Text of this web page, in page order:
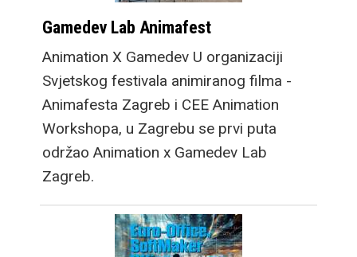
Gamedev Lab Animafest
Animation X Gamedev U organizaciji
Svjetskog festivala animiranog filma -
Animafesta Zagreb i CEE Animation
Workshopa, u Zagrebu se prvi puta
održao Animation x Gamedev Lab
Zagreb.